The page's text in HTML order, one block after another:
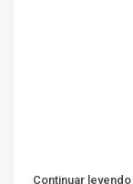
Continuar leyendo